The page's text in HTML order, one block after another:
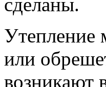
Утепление
или
возникают